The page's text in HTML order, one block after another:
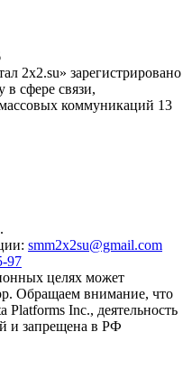
2x2.su» зарегистрировано
в сфере связи,
коммуникаций 13
smm2x2su@gmail.com
97
целях может
Обращаем внимание, что
Inc., деятельность
и запрещена в РФ